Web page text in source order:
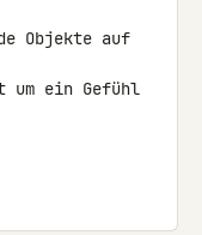
Objekte auf
um ein Gefühl